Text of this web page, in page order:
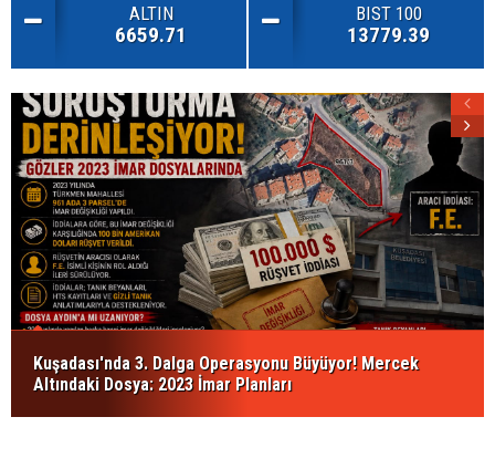
ALTIN
6659.71
BIST 100
13779.39
Kuşadası'nda 3. Dalga Operasyonu Büyüyor! Mercek
Altındaki Dosya: 2023 İmar Planları